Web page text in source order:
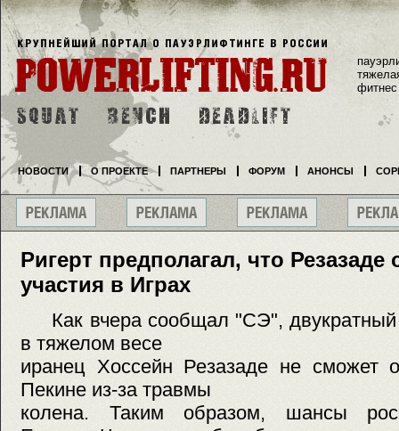
Ригерт предполагал, что Резазаде
участия в Играх
Как вчера сообщал "СЭ", двукратный
в тяжелом весе
иранец Хоссейн Резазаде не сможет
Пекине из-за травмы
колена. Таким образом, шансы
фитнес
НОВОСТИ О ПРОЕКТЕ ПАРТНЕРЫ ФОРУМ АНОНСЫ